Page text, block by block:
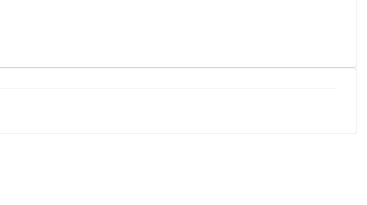
kullanarak tarafımıza iletebilirsiniz.